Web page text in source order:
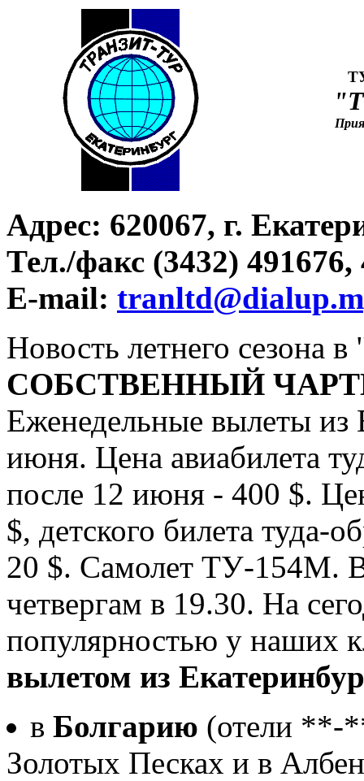
Адрес: 620067, г.
Тел./факс (3432) 491676,
E-mail:
Новость летнего сезона
СОБСТВЕННЫЙ
Еженедельные вылеты из
июня. Цена авиабилета
после 12 июня - 400 $.
$, детского билета туда-
20 $. Самолет ТУ-154М.
четвергам в 19.30. На
популярностью у наших
вылетом из
в Болгарию (отели **-
Золотых Песках и в